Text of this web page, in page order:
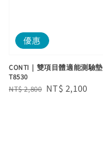
優惠
CONTI｜雙項目體適能測驗墊
T8530
Regular
NT$ 2,800 Sale
NT$ 2,100